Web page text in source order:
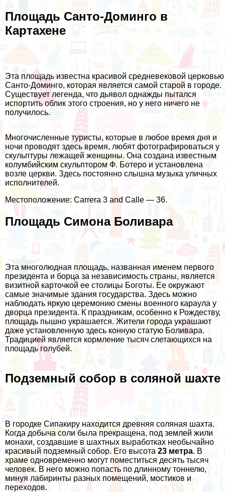
Площадь Санто-Доминго в
Картахене
Эта площадь известна красивой средневековой церковью
Санто-Доминго, которая является самой старой в городе.
Существует легенда, что дьявол однажды пытался
испортить облик этого строения, но у него ничего не
получилось.
Многочисленные туристы, которые в любое время дня и
ночи проводят здесь время, любят фотографироваться у
скульптуры лежащей женщины. Она создана известным
колумбийским скульптором Ф. Ботеро и установлена
возле церкви. Здесь постоянно слышна музыка уличных
исполнителей.
Местоположение: Carrera 3 and Calle — 36.
Площадь Симона Боливара
Эта многолюдная площадь, названная именем первого
президента и борца за независимость страны, является
визитной карточкой ее столицы Боготы. Ее окружают
самые значимые здания государства. Здесь можно
наблюдать яркую церемонию смены военного караула у
дворца президента. К праздникам, особенно к Рождеству,
площадь пышно украшается. Жители города украшают
даже установленную здесь конную статую Боливара.
Традицией является кормление тысяч слетающихся на
площадь голубей.
Подземный собор в соляной шахте
В городке Сипакиру находится древняя соляная шахта.
Когда добыча соли была прекращена, под землей жили
монахи, создавшие в шахтных выработках необычайно
красивый подземный собор. Его высота 23 метра. В
храме одновременно могут поместиться десять тысяч
человек. В него можно попасть по длинному тоннелю,
минуя лабиринты разных помещений, мостиков и
переходов.